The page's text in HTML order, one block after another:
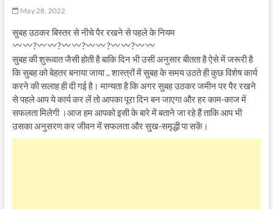
May 28, 2022
सुबह उठकर बिस्तर से नीचे पैर रखने से पहले के नियम
?
? ? ?
?
सुबह की शुरूवात जैसी होती है बाकि दिन भी उसी अनुसार बीतता है ऐसे में जरूरी है
कि सुबह को बेहतर बनाया जाया .. शास्त्रों में सुबह के समय उठते ही कुछ विशेष कार्य
करने की सलाह ही दी गई है। मान्यता है कि अगर सुबह उठकर जमीन पर पैर रखने
से पहले आप ये कार्य कर लें तो आपका पूरा दिन बन जाएगा और हर काम-काज में
सफलता मिलेगी ।आज हम आपको इसी के बारे में बताने जा रहे हैं ताकि आप भी
उसका अनुसरण कर जीवन में सफलता और सुख-समृद्धी पा सकें।